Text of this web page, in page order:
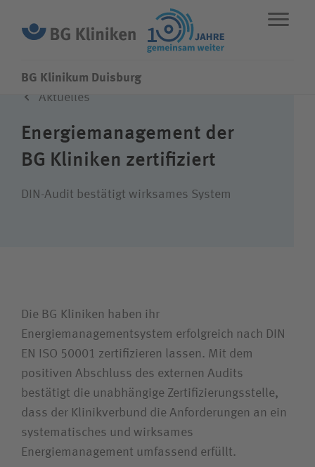
Fachbereiche
Wie können wir Ihnen helfen?
Suchwert
BG Klinikum Duisburg
Aktuelles
Energiemanagement der
BG Kliniken zertifiziert
DIN-Audit bestätigt wirksames System
Die BG Kliniken haben ihr
Energiemanagementsystem erfolgreich nach DIN
EN ISO 50001 zertifizieren lassen. Mit dem
positiven Abschluss des externen Audits
bestätigt die unabhängige Zertifizierungsstelle,
dass der Klinikverbund die Anforderungen an ein
systematisches und wirksames
Energiemanagement umfassend erfüllt.